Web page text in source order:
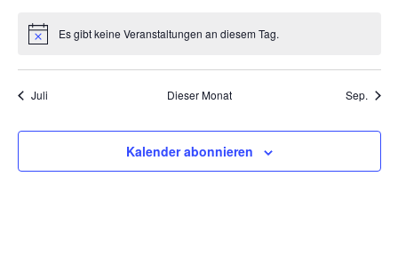
HinweisEs gibt keine Veranstaltungen an diesem Tag.
Juli Dieser Monat Sep.
Kalender abonnieren